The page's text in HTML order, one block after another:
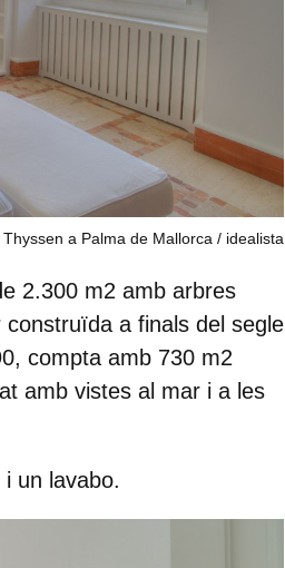
a Palma de Mallorca idealista
2.300 m2 amb arbres
a finals del segle
compta amb 730 m2
amb vistes al mar i a les
un lavabo.